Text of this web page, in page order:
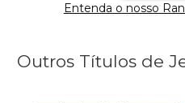
Entenda o nosso
Outros Títulos de